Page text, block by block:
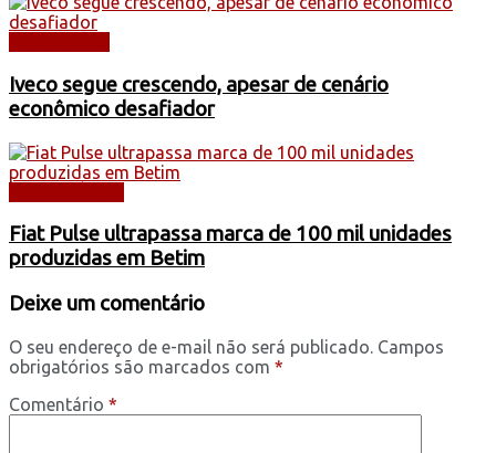
Iveco segue crescendo, apesar de cenário
econômico desafiador
Fiat Pulse ultrapassa marca de 100 mil unidades
produzidas em Betim
Deixe um comentário
O seu endereço de e-mail não será publicado. Campos
obrigatórios são marcados com *
Comentário *